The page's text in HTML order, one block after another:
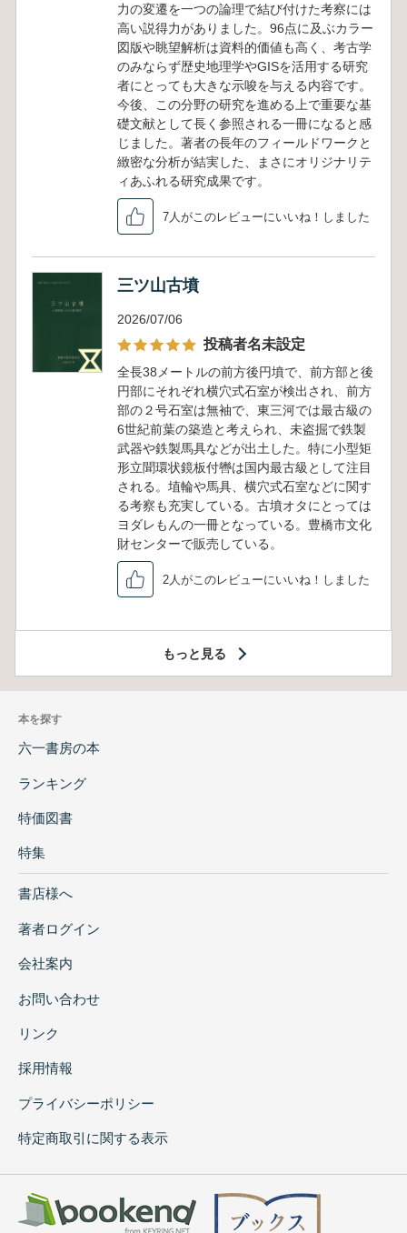
力の変遷を一つの論理で結び付けた考察には
高い説得力がありました。96点に及ぶカラー
図版や眺望解析は資料的価値も高く、考古学
のみならず歴史地理学やGISを活用する研究
者にとっても大きな示唆を与える内容です。
今後、この分野の研究を進める上で重要な基
礎文献として長く参照される一冊になると感
じました。著者の長年のフィールドワークと
緻密な分析が結実した、まさにオリジナリテ
ィあふれる研究成果です。
7人がこのレビューにいいね！しました
三ツ山古墳
2026/07/06
投稿者名未設定
全長38メートルの前方後円墳で、前方部と後
円部にそれぞれ横穴式石室が検出され、前方
部の２号石室は無袖で、東三河では最古級の
6世紀前葉の築造と考えられ、未盗掘で鉄製
武器や鉄製馬具などが出土した。特に小型矩
形立聞環状鏡板付轡は国内最古級として注目
される。埴輪や馬具、横穴式石室などに関す
る考察も充実している。古墳オタにとっては
ヨダレもんの一冊となっている。豊橋市文化
財センターで販売している。
2人がこのレビューにいいね！しました
もっと見る
本を探す
六一書房の本
ランキング
特価図書
特集
書店様へ
著者ログイン
会社案内
お問い合わせ
リンク
採用情報
プライバシーポリシー
特定商取引に関する表示